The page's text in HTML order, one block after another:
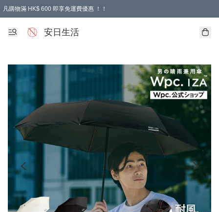
凡購物滿 HK$ 600 即享免運費優惠 ！！
安日生活